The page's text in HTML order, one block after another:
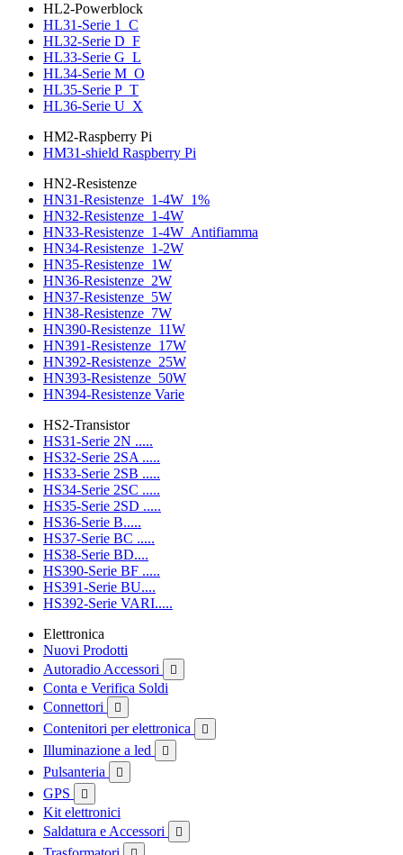
HL2-Powerblock
HL31-Serie 1_C
HL32-Serie D_F
HL33-Serie G_L
HL34-Serie M_O
HL35-Serie P_T
HL36-Serie U_X
HM2-Raspberry Pi
HM31-shield Raspberry Pi
HN2-Resistenze
HN31-Resistenze_1-4W_1%
HN32-Resistenze_1-4W
HN33-Resistenze_1-4W_Antifiamma
HN34-Resistenze_1-2W
HN35-Resistenze_1W
HN36-Resistenze_2W
HN37-Resistenze_5W
HN38-Resistenze_7W
HN390-Resistenze_11W
HN391-Resistenze_17W
HN392-Resistenze_25W
HN393-Resistenze_50W
HN394-Resistenze Varie
HS2-Transistor
HS31-Serie 2N .....
HS32-Serie 2SA .....
HS33-Serie 2SB .....
HS34-Serie 2SC .....
HS35-Serie 2SD .....
HS36-Serie B.....
HS37-Serie BC .....
HS38-Serie BD....
HS390-Serie BF .....
HS391-Serie BU....
HS392-Serie VARI.....
Elettronica
Nuovi Prodotti
Autoradio Accessori

Conta e Verifica Soldi
Connettori

Contenitori per elettronica 
Illuminazione a led 
Pulsanteria 
GPS 
Kit elettronici
Saldatura e Accessori
